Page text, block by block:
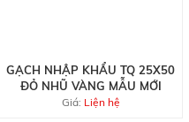
GẠCH NHẬP KHẨU TQ 25X50
ĐỎ NHŨ VÀNG MẪU MỚI
Giá: Liện hệ